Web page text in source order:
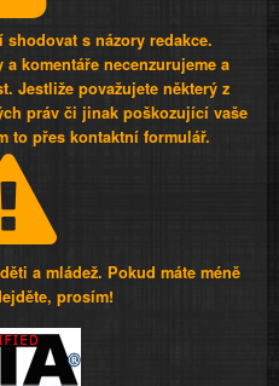
s názory redakce.
komentáře necenzurujeme a
Jestliže považujete některý z
práv či jinak poškozující vaše
to přes kontaktní formulář.
a mládež. Pokud máte méně
prosím!